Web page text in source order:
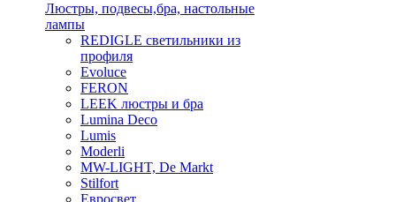
Люстры, подвесы,бра, настольные
лампы
REDIGLE светильники из
профиля
Evoluce
FERON
LEEK люстры и бра
Lumina Deco
Lumis
Moderli
MW-LIGHT, De Markt
Stilfort